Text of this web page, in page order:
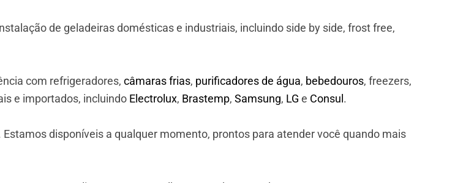
de geladeiras domésticas e industriais, incluindo side by side, frost free,
com refrigeradores, câmaras frias, purificadores de água, bebedouros, freezers,
e importados, incluindo Electrolux, Brastemp, Samsung, LG e Consul .
disponíveis a qualquer momento, prontos para atender você quando mais